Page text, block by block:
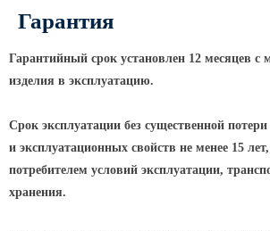
Гарантия
Гарантийный срок установлен 12 месяцев с
изделия в эксплуатацию.
Срок эксплуатации без существенной
и эксплуатационных свойств не менее 15
потребителем условий эксплуатации,
хранения.